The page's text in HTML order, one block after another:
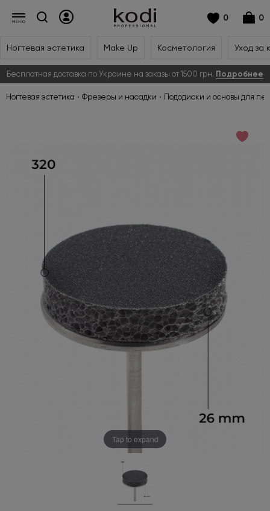
0 0
Ногтевая эстетика Make Up Косметология Уход за
Бесплатная доставка по Украине на заказы от 1500 грн. Подробнее
Ногтевая эстетика Фрезеры и насадки Пододиски и основы для
Tap to expand